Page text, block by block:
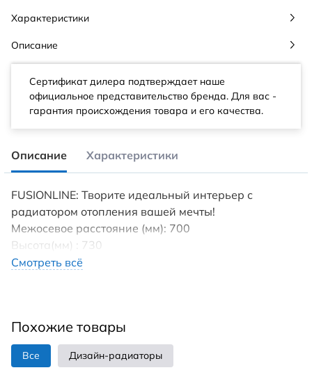
Характеристики
Описание
Сертификат дилера подтверждает наше
официальное представительство бренда. Для вас -
гарантия происхождения товара и его качества.
Описание Характеристики
FUSIONLINE: Творите идеальный интерьер с
радиатором отопления вашей мечты!
Межосевое расстояние (мм): 700
Высота(мм) : 730
Tип пoдключения: нижнеe/боковое
Установка : вертикально/ горизонтально
Гарантия (лет): 10
Страна производства: Россия
Смотреть всё
Похожие товары
Все Дизайн-радиаторы